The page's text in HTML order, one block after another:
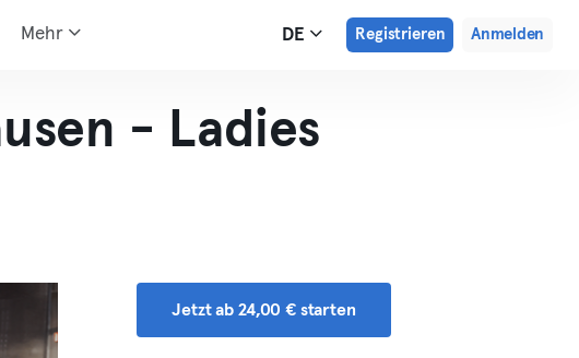
Mehr DE Registrieren Anmelden
- Ladies
Jetzt ab 24,00 € starten